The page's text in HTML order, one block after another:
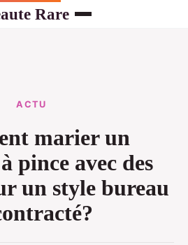
Rare
ACTU
marier un
pince avec des
un style bureau